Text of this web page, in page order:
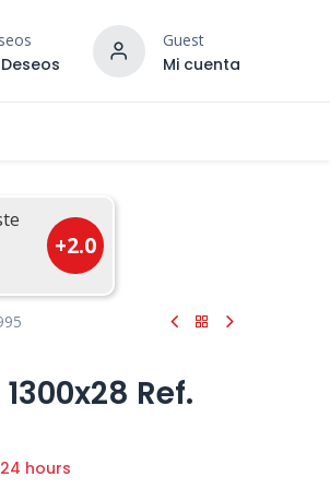
Guest
Mi cuenta
¡DESCUBRE NUESTRO
+2.0
Ref.
hours